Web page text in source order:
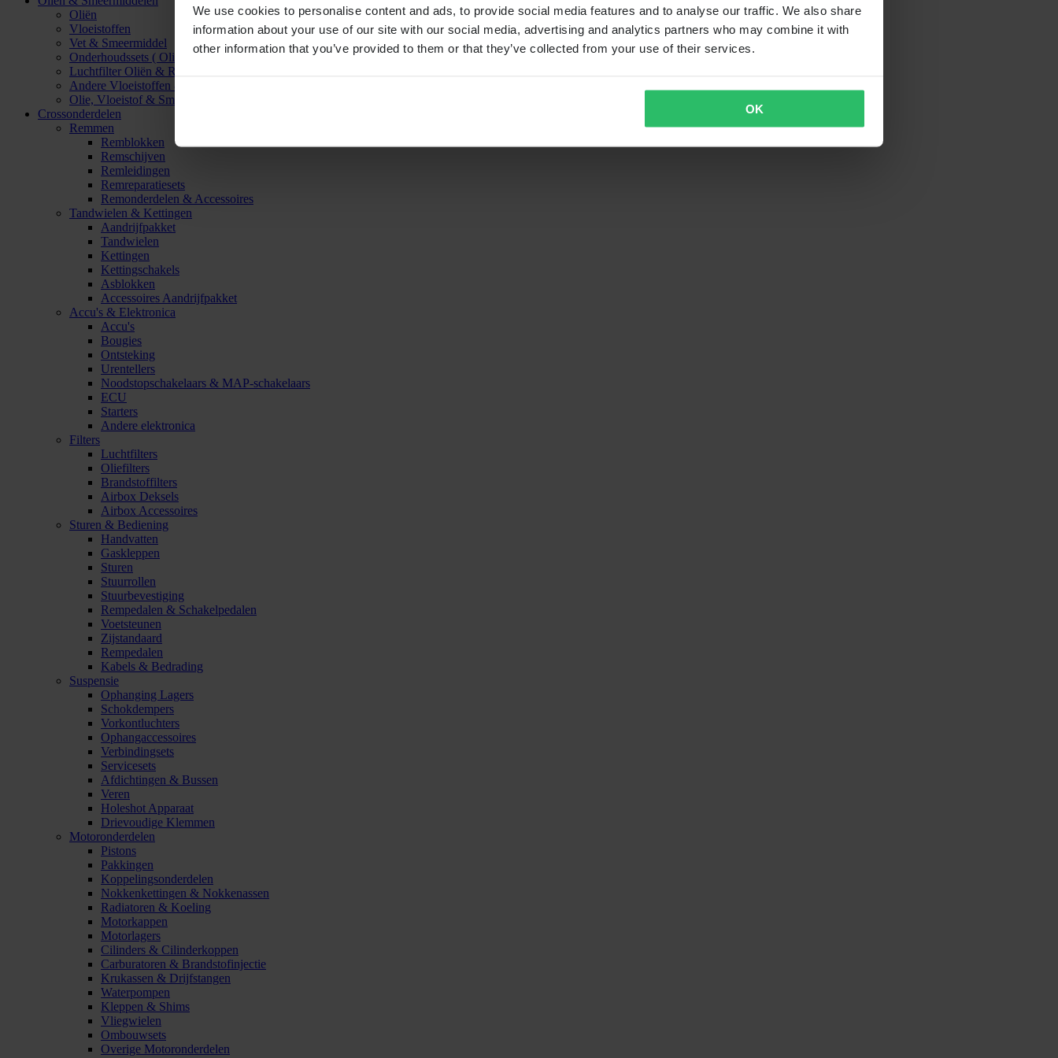
We use cookies to personalise content and ads, to provide social media features and to analyse our traffic. We also share
information about your use of our site with our social media, advertising and analytics partners who may combine it with
other information that you’ve provided to them or that they’ve collected from your use of their services.
OK
Oliën
Vloeistoffen
Vet & Smeermiddel
Onderhoudssets ( Olie & Filter)
Luchtfilter Oliën & Reinigers
Andere Vloeistoffen & Smeermiddelen
Olie, Vloeistof & Smeermiddel Accessoires
Crossonderdelen
Remmen
Remblokken
Remschijven
Remleidingen
Remreparatiesets
Remonderdelen & Accessoires
Tandwielen & Kettingen
Aandrijfpakket
Tandwielen
Kettingen
Kettingschakels
Asblokken
Accessoires Aandrijfpakket
Accu's & Elektronica
Accu's
Bougies
Ontsteking
Urentellers
Noodstopschakelaars & MAP-schakelaars
ECU
Starters
Andere elektronica
Filters
Luchtfilters
Oliefilters
Brandstoffilters
Airbox Deksels
Airbox Accessoires
Sturen & Bediening
Handvatten
Gaskleppen
Sturen
Stuurrollen
Stuurbevestiging
Rempedalen & Schakelpedalen
Voetsteunen
Zijstandaard
Rempedalen
Kabels & Bedrading
Suspensie
Ophanging Lagers
Schokdempers
Vorkontluchters
Ophangaccessoires
Verbindingsets
Servicesets
Afdichtingen & Bussen
Veren
Holeshot Apparaat
Drievoudige Klemmen
Motoronderdelen
Pistons
Pakkingen
Koppelingsonderdelen
Nokkenkettingen & Nokkenassen
Radiatoren & Koeling
Motorkappen
Motorlagers
Cilinders & Cilinderkoppen
Carburatoren & Brandstofinjectie
Krukassen & Drijfstangen
Waterpompen
Kleppen & Shims
Vliegwielen
Ombouwsets
Overige Motoronderdelen